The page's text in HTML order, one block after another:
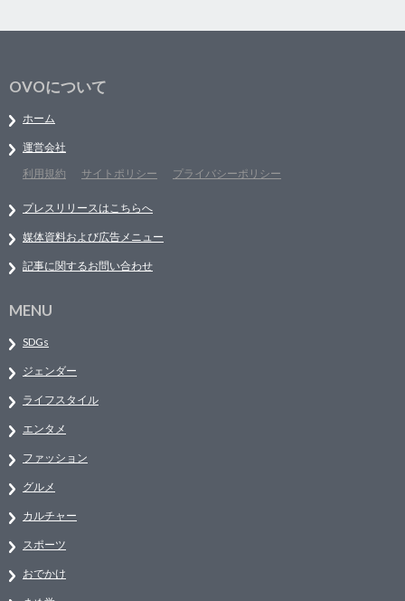
OVOについて
ホーム
運営会社
利用規約
サイトポリシー プライバシーポリシー
プレスリリースはこちらへ
媒体資料および広告メニュー
記事に関するお問い合わせ
MENU
SDGs
ジェンダー
ライフスタイル
エンタメ
ファッション
グルメ
カルチャー
スポーツ
おでかけ